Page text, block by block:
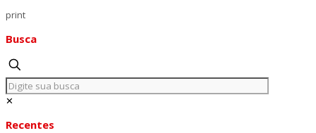
print
Busca
✕
Recentes